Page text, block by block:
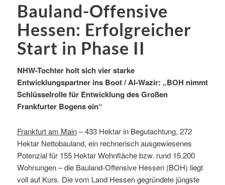
Bauland-Offensive
Hessen: Erfolgreicher
Start in Phase II
NHW-Tochter holt sich vier starke
Entwicklungspartner ins Boot /Al-Wazir: „BOH nimmt
Schlüsselrolle für Entwicklung des Großen
Frankfurter Bogens ein“
Frankfurt am Main– 433 Hektar in Begutachtung, 272
Hektar Nettobauland, ein rechnerisch ausgewiesenes
Potenzial für 155 Hektar Wohnfläche bzw. rund 15.200
Wohnungen – die Bauland-Offensive Hessen (BOH) liegt
voll auf Kurs. Die vom Land Hessen gegründete jüngste